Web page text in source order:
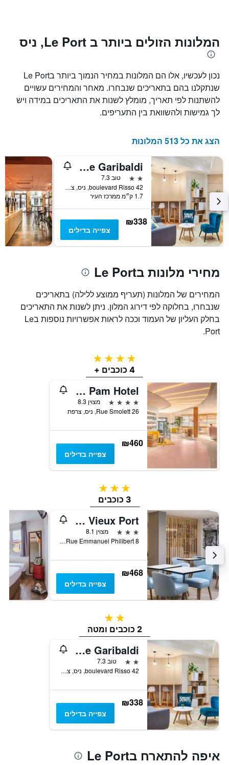
המחיר
הממוצע
חדר
במהלך
סוף
השבוע
זה
האחרונים
X
המציגים
מספר
הימים
שנותרו
עד
למועד
כולל
ציר
Y
המציג
את
מחיר
הממוצע
של
חדר
המלונות הזולים ביותר ב Le Port, ניס
נכון לעכשיו, אלו הם המלונות במחיר הנמוך ביותר בLe Port
שנתקלנו בהם בתאריכים שנבחרו. מאחר והמחירים עשויים
להשתנות לפי תאריך, מומלץ לשנות את התאריכים במידה ויש
לך גמישות ולהשוואת בין התעריפים.
הצג את כל 513 המלונות
Aparthotel Adagio Access Nice Garibaldi
2 כוכבים
טוב 7.3
42 boulevard Risso, ניס, צרפת
1.7 ק״מ ממרכז העיר
₪338
צפייה בדילים
מחירי מלונות בLe Port
המחירים של המלונות (תעריף ממוצע ללילה) בתאריכים
שנבחרו, בחלוקה לפי דירוג המלון. ניתן לשנות את התאריכים
בחלק העליון של העמוד וככה לראות אפשרויות נוספות בLe
Port.
4 כוכבים
4 כוכבים +
Nice Pam Hotel
4 כוכבים
מצוין 8.3
26 Rue Smolett, ניס, צרפת
₪460
צפייה בדילים
3 כוכבים
3 כוכבים
Ibis Styles Nice Vieux Port
3 כוכבים
מצוין 8.1
8 Rue Emmanuel Philibert, ניס, צרפת
₪468
צפייה בדילים
2 כוכבים
2 כוכבים ומטה
Aparthotel Adagio Access Nice Garibaldi
2 כוכבים
טוב 7.3
42 boulevard Risso, ניס, צרפת
₪338
צפייה בדילים
איפה להתארח בLe Port